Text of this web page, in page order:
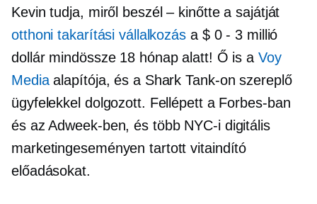
Kevin tudja, miről beszél – kinőtte a sajátját
otthoni takarítási vállalkozás a $ 0- 3 millió
dollár mindössze 18 hónap alatt! Ő is a Voy
Mediaalapítója, és a Shark Tank-on szereplő
ügyfelekkel dolgozott. Fellépett a Forbes-ban
és az Adweek-ben, és több NYC-i digitális
marketingeseményen tartott vitaindító
előadásokat.